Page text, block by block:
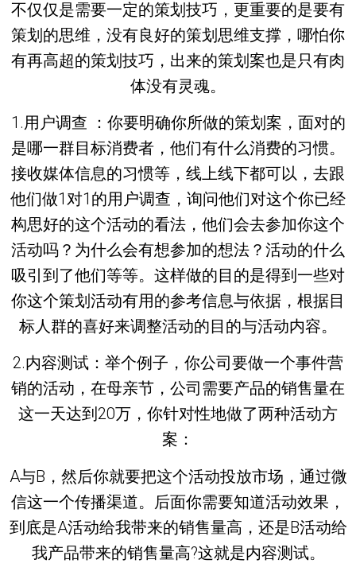
不仅仅是需要一定的策划技巧，更重要的是要有
策划的思维，没有良好的策划思维支撑，哪怕你
有再高超的策划技巧，出来的策划案也是只有肉
体没有灵魂。
1.用户调查 ：你要明确你所做的策划案，面对的
是哪一群目标消费者，他们有什么消费的习惯。
接收媒体信息的习惯等，线上线下都可以，去跟
他们做1对1的用户调查，询问他们对这个你已经
构思好的这个活动的看法，他们会去参加你这个
活动吗？为什么会有想参加的想法？活动的什么
吸引到了他们等等。这样做的目的是得到一些对
你这个策划活动有用的参考信息与依据，根据目
标人群的喜好来调整活动的目的与活动内容。
2.内容测试：举个例子，你公司要做一个事件营
销的活动，在母亲节，公司需要产品的销售量在
这一天达到20万，你针对性地做了两种活动方
案：
A与B，然后你就要把这个活动投放市场，通过微
信这一个传播渠道。后面你需要知道活动效果，
到底是A活动给我带来的销售量高，还是B活动给
我产品带来的销售量高?这就是内容测试。